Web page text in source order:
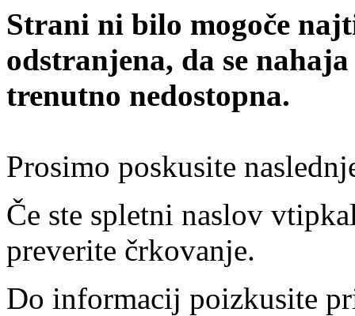
Strani ni bilo mogoče
odstranjena, da se
trenutno nedostopna.
Prosimo poskusite
Če ste spletni naslov
preverite črkovanje.
Do informacij poizkusite